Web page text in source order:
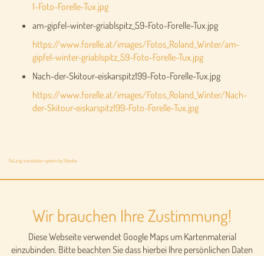
1-Foto-Forelle-Tux.jpg
am-gipfel-winter-griablspitz_59-Foto-Forelle-Tux.jpg
https://www.forelle.at/images/Fotos_Roland_Winter/am-
gipfel-winter-griablspitz_59-Foto-Forelle-Tux.jpg
Nach-der-Skitour-eiskarspitz199-Foto-Forelle-Tux.jpg
https://www.forelle.at/images/Fotos_Roland_Winter/Nach-
der-Skitour-eiskarspitz199-Foto-Forelle-Tux.jpg
FaLang translation system by Faboba
Wir brauchen Ihre Zustimmung!
Diese Webseite verwendet Google Maps um Kartenmaterial
einzubinden. Bitte beachten Sie dass hierbei Ihre persönlichen Daten